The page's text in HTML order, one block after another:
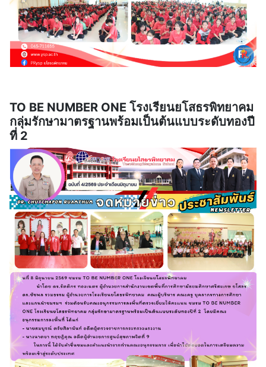
TO BE NUMBER ONE โรงเรียนยโสธรพิทยาคม
กลุ่มรักษามาตรฐานพร้อมเป็นต้นแบบระดับทองปี
ที่ 2